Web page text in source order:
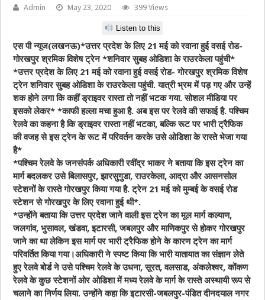
Admin May 23, 2020 399 Views
Listen to this
एस पी न्यूज(लखनऊ)*उत्तर प्रदेश के लिए 21 मई को रवाना हुई वसई रोड-
गोरखपुर श्रमिक विशेष ट्रेन *शनिवार सुबह ओडिशा के राउरकेला पहुंची*
*उत्तर प्रदेश के लिए 21 मई को रवाना हुई वसई रोड- गोरखपुर श्रमिक विशेष
ट्रेन शनिवार सुबह ओडिशा के राउरकेला पहुंची. यात्री भ्रम में पड़ गए और उन्हें
शक होने लगा कि कहीं ड्राइवर रास्ता तो नहीं भटक गया. सोशल मीडिया पर
इसको लेकर* *काफी हल्ला मचा हुआ है. अब इस पर रेलवे की सफाई है. पश्चिम
रेलवे का कहना है कि ड्राइवर रास्ता नहीं भटका, बल्कि रूट पर भारी ट्रैफिक
की वजह से इस ट्रेन के रूट में परिवर्तन करके उसे ओडिशा के रास्ते भेजा गया
है*
*पश्चिम रेलवे के जनसंपर्क अधिकारी रवींद्र भाकर ने बताया कि इस ट्रेन का
मार्ग बदलकर उसे बिलासपुर, झारसुगुडा, राउरकेला, आद्रा और आसनसोल
स्टेशनों के रास्ते गोरखपुर किया गया है. ट्रेन 21 मई को मुम्बई के वसई रोड
स्टेशन से गोरखपुर के लिए रवाना हुई थी*.
*उन्होंने बताया कि उत्तर प्रदेश जाने वाली इस ट्रेन का मूल मार्ग कल्याण,
जलगांव, भुसावल, खंडवा, इटारसी, जबलपुर और माणिकपुर से होकर गोरखपुर
जाने का था लेकिन इस मार्ग पर भारी ट्रैफिक होने के कारण ट्रेन का मार्ग
परिवर्तित किया गया।अधिकारी ने स्पष्ट किया कि भारी यातायात का संज्ञान लेते
हुए रेलवे बोर्ड ने उसे पश्चिम रेलवे के उधना, सूरत, वलसाड, अंकलेश्वर, कोंकण
रेलवे के कुछ स्टेशनों ओर ओडिशा में मध्य रेलवे के मार्ग के रास्ते अस्थायी रूप से
चलाने का निर्णय लिया. उन्होंने कहा कि इटारसी-जबलपुर-पंडित दीनदयाल नगर